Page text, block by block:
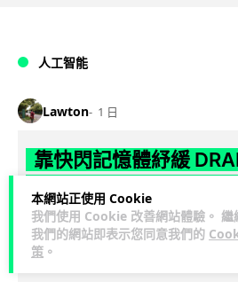
本網站正使用 Cookie
我們使用 Cookie 改善網站體驗。 繼
我們的網站即表示您同意我們的
策 。
人工智能
Lawton 1 日
靠快閃記憶體紓緩
推 XL1 記憶體擴充模組
KIOXIA 發表全新記憶體擴充模組
憶體 XL-FLASH 與 CXL 介面，將快閃